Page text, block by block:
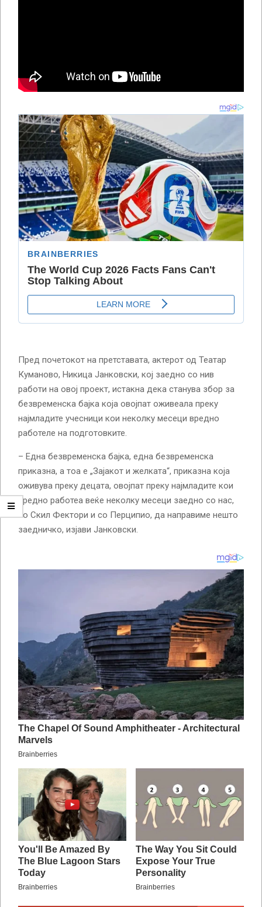
Пред почетокот на претставата, актерот од Театар
Куманово, Никица Јанковски, кој заедно со нив
работи на овој проект, истакна дека станува збор за
безвременска бајка која овојпат оживеала преку
најмладите учесници кои неколку месеци вредно
работеле на подготовките.
– Една безвременска бајка, една безвременска
приказна, а тоа е „Зајакот и желката“, приказна која
оживува преку децата, овојпат преку најмладите кои
вредно работеа веќе неколку месеци заедно со нас,
со Скил Фектори и со Перципио, да направиме нешто
заедничко, изјави Јанковски.